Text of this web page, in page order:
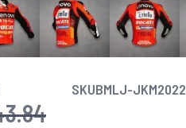
SKUBMLJ-JKM2022